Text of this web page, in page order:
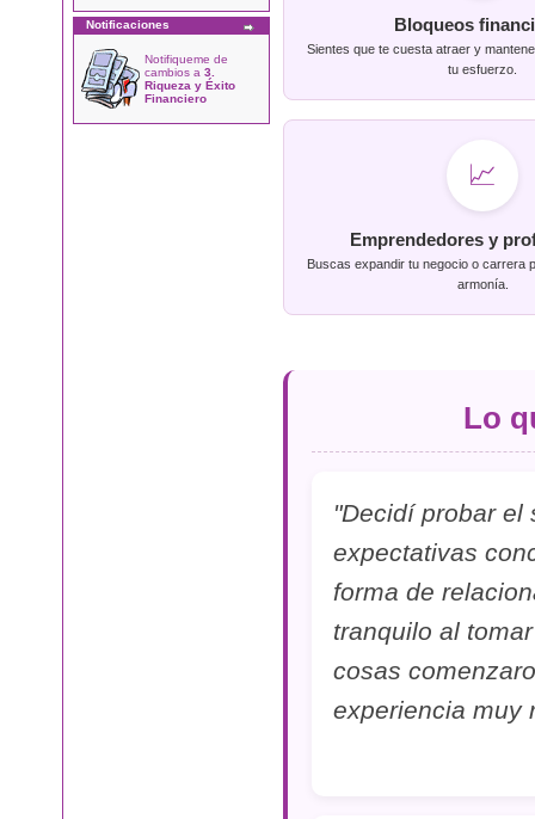
Notificaciones
Notifiqueme de
cambios a 3.
Riqueza y Éxito
Financiero
Bloqueos
Sientes que te cuesta atraer y
tu esfuerzo.
📈
Emprendedores y
Buscas expandir tu negocio o carrera
armonía.
Lo
"Decidí probar el
expectativas
forma de
tranquilo al
cosas
experiencia muy